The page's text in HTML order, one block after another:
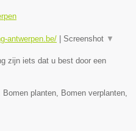
antwerpen.be/ | Screenshot ▼
zijn iets dat u best door een
planten, Bomen verplanten,